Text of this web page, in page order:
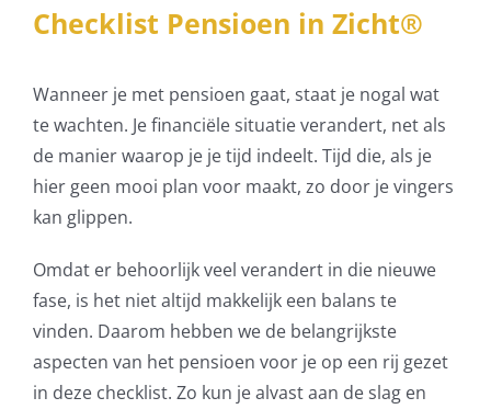
Checklist Pensioen in Zicht®
Wanneer je met pensioen gaat, staat je nogal wat
te wachten. Je financiële situatie verandert, net als
de manier waarop je je tijd indeelt. Tijd die, als je
hier geen mooi plan voor maakt, zo door je vingers
kan glippen.
Omdat er behoorlijk veel verandert in die nieuwe
fase, is het niet altijd makkelijk een balans te
vinden. Daarom hebben we de belangrijkste
aspecten van het pensioen voor je op een rij gezet
in deze checklist. Zo kun je alvast aan de slag en